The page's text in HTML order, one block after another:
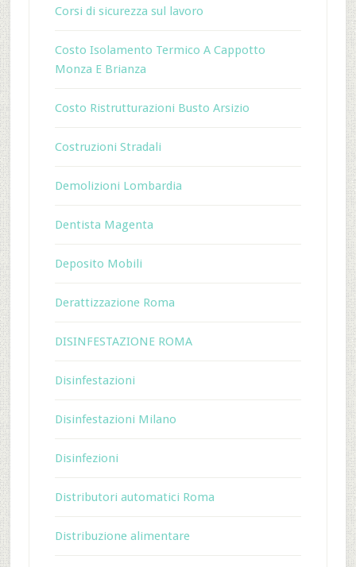
Corsi di sicurezza sul lavoro
Costo Isolamento Termico A Cappotto
Monza E Brianza
Costo Ristrutturazioni Busto Arsizio
Costruzioni Stradali
Demolizioni Lombardia
Dentista Magenta
Deposito Mobili
Derattizzazione Roma
DISINFESTAZIONE ROMA
Disinfestazioni
Disinfestazioni Milano
Disinfezioni
Distributori automatici Roma
Distribuzione alimentare